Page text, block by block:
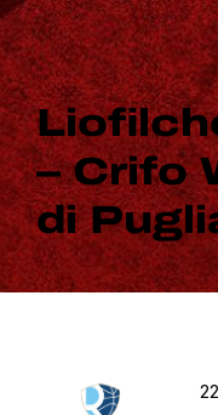
– Crifo
di